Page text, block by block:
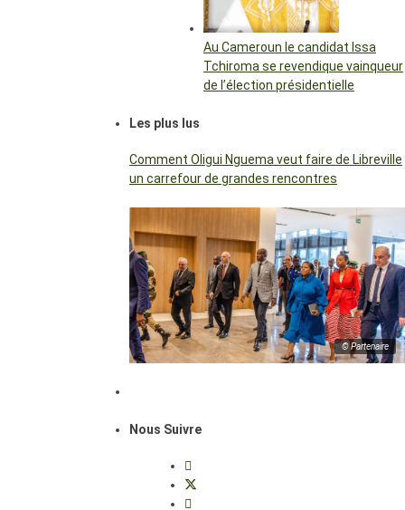
Au Cameroun le candidat Issa
Tchiroma se revendique vainqueur
de l’élection présidentielle
Les plus lus
Comment Oligui Nguema veut faire de Libreville
un carrefour de grandes rencontres
© Partenaire
Nous Suivre